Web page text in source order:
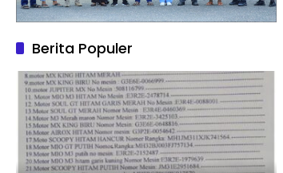
Berita Populer